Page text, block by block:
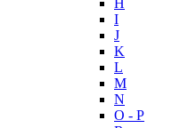
H
I
J
K
L
M
N
O - P